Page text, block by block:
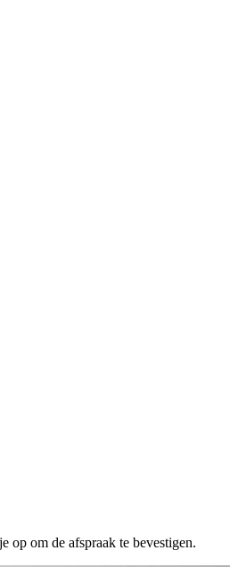
op om de afspraak te bevestigen.